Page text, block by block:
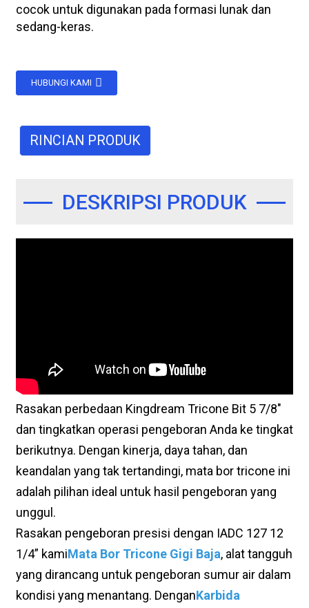
cocok untuk digunakan pada formasi lunak dan
sedang-keras.
HUBUNGI KAMI
RINCIAN PRODUK
DESKRIPSI PRODUK
Rasakan perbedaan Kingdream Tricone Bit 5 7/8"
dan tingkatkan operasi pengeboran Anda ke tingkat
berikutnya. Dengan kinerja, daya tahan, dan
keandalan yang tak tertandingi, mata bor tricone ini
adalah pilihan ideal untuk hasil pengeboran yang
unggul.
Rasakan pengeboran presisi dengan IADC 127 12
1/4” kamiMata Bor Tricone Gigi Baja, alat tangguh
yang dirancang untuk pengeboran sumur air dalam
kondisi yang menantang. DenganKarbida